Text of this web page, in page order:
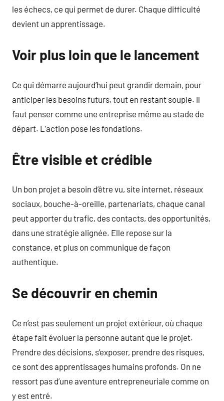
les échecs, ce qui permet de durer. Chaque difficulté
devient un apprentissage.
Voir plus loin que le lancement
Ce qui démarre aujourd’hui peut grandir demain, pour
anticiper les besoins futurs, tout en restant souple. Il
faut penser comme une entreprise même au stade de
départ. L’action pose les fondations.
Être visible et crédible
Un bon projet a besoin d’être vu, site internet, réseaux
sociaux, bouche-à-oreille, partenariats, chaque canal
peut apporter du trafic, des contacts, des opportunités,
dans une stratégie alignée. Elle repose sur la
constance, et plus on communique de façon
authentique.
Se découvrir en chemin
Ce n’est pas seulement un projet extérieur, où chaque
étape fait évoluer la personne autant que le projet.
Prendre des décisions, s’exposer, prendre des risques,
ce sont des apprentissages humains profonds. On ne
ressort pas d’une aventure entrepreneuriale comme on
y est entré.